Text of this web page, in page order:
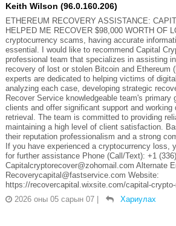
Keith Wilson (96.0.160.206)
ETHEREUM RECOVERY ASSISTANCE:
HELPED ME RECOVER $98,000 WORTH OF
cryptocurrency scams, having accurate
essential. I would like to recommend Capital
professional team that specializes in assisting
recovery of lost or stolen Bitcoin and Ethereum
experts are dedicated to helping victims of
analyzing each case, developing strategic
Recover Service knowledgeable team's primary
clients and offer significant support and working
retrieval. The team is committed to providing
maintaining a high level of client satisfaction.
their reputation professionalism and a strong
If you have experienced a cryptocurrency loss,
for further assistance Phone (Call/Text): +1
Capitalcryptorecover@zohomail.com Alternate
Recoverycapital@fastservice.com Website:
https://recovercapital.wixsite.com/capital-crypto-
2026 оны 05 сарын 07
Хариулах